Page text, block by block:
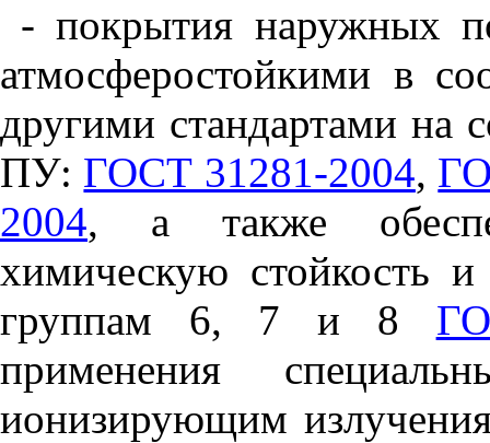
- покрытия наружных
атмосферостойкими в
другими стандартами на
ПУ: ГОСТ 31281-2004,
2004, а также
химическую стойкость
группам 6, 7 и 8
применения
ионизирующим